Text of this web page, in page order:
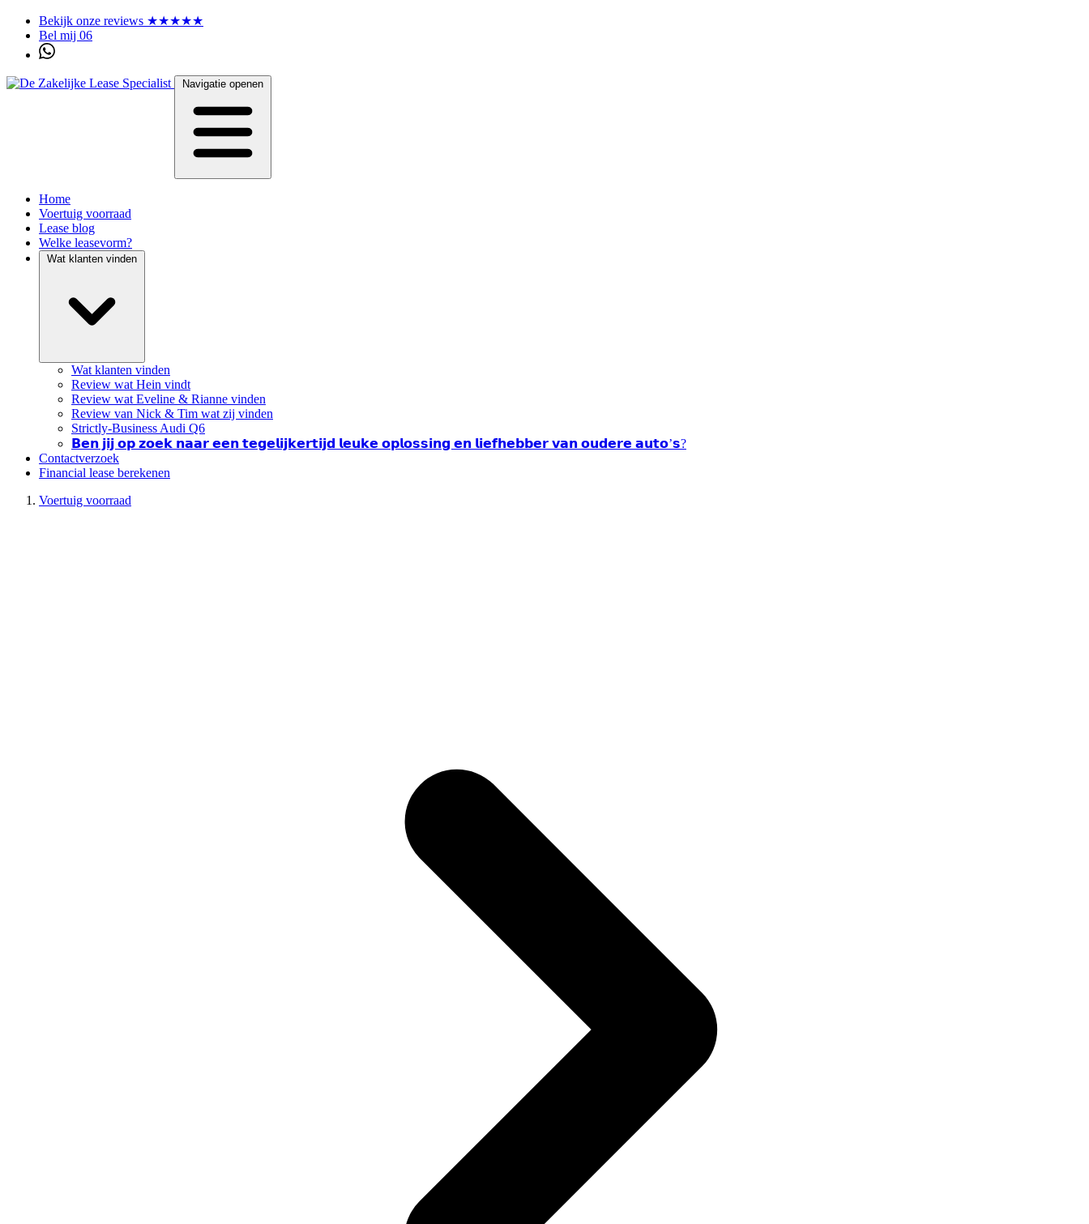
Bekijk onze reviews ★★★★★
Bel mij 06
Navigatie openen
Home
Voertuig voorraad
Lease blog
Welke leasevorm?
Wat klanten vinden
Wat klanten vinden
Review wat Hein vindt
Review wat Eveline & Rianne vinden
Review van Nick & Tim wat zij vinden
Strictly-Business Audi Q6
𝗕𝗲𝗻 𝗷𝗶𝗷 𝗼𝗽 𝘇𝗼𝗲𝗸 𝗻𝗮𝗮𝗿 𝗲𝗲𝗻 𝘁𝗲𝗴𝗲𝗹𝗶𝗷𝗸𝗲𝗿𝘁𝗶𝗷𝗱 𝗹𝗲𝘂𝗸𝗲 𝗼𝗽𝗹𝗼𝘀𝘀𝗶𝗻𝗴 𝗲𝗻 𝗹𝗶𝗲𝗳𝗵𝗲𝗯𝗯𝗲𝗿 𝘃𝗮𝗻 𝗼𝘂𝗱𝗲𝗿𝗲 𝗮𝘂𝘁𝗼’𝘀?
Contactverzoek
Financial lease berekenen
Voertuig voorraad